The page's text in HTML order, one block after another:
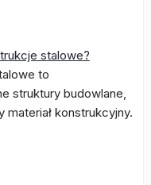
stalowe?
to
struktury budowlane,
materiał konstrukcyjny.